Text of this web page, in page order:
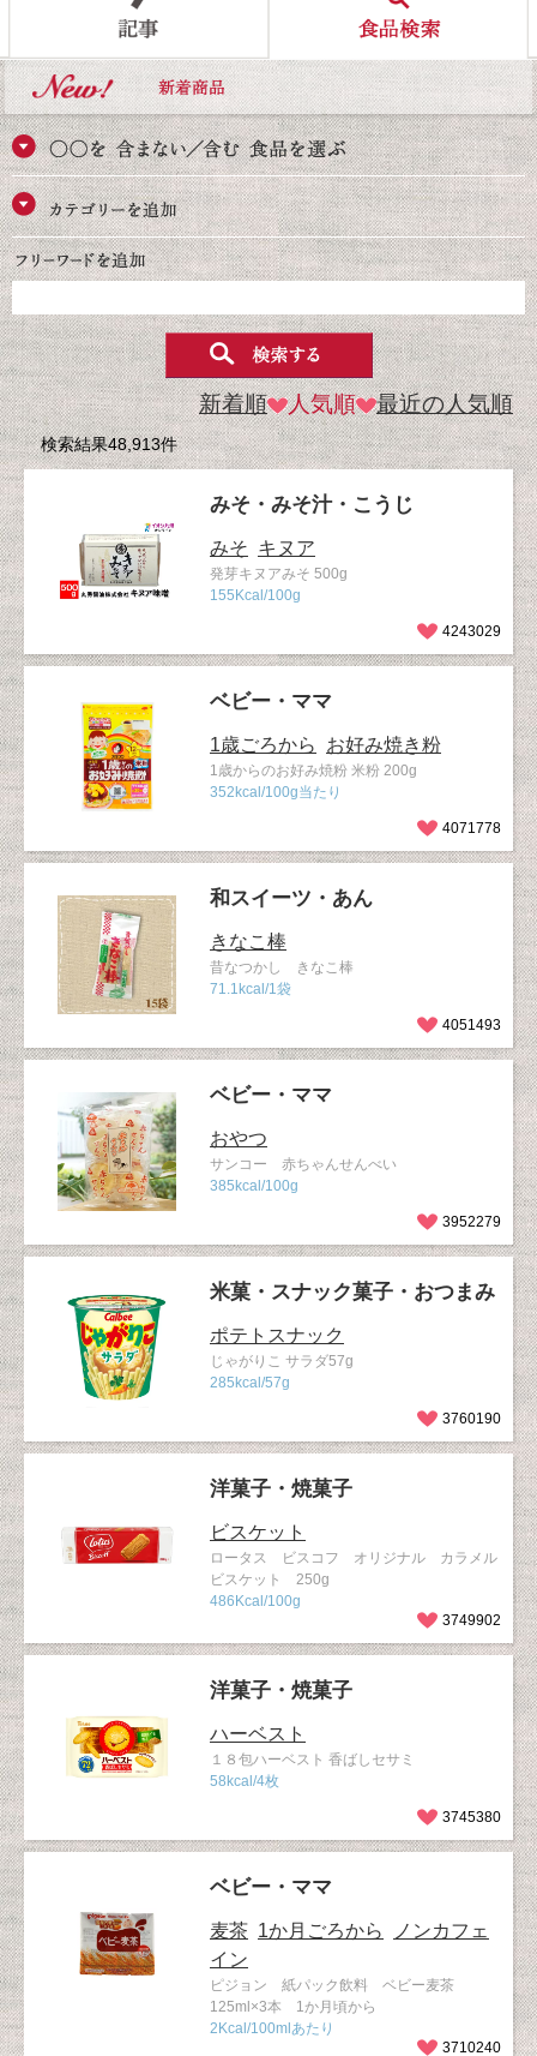
新着順 人気順 最近の人気順
検索結果48,913件
みそ・みそ汁・こうじ
みそ キヌア
発芽キヌアみそ 500g
155Kcal/100g
4243029
ベビー・ママ
1歳ごろから お好み焼き粉
1歳からのお好み焼粉 米粉 200g
352kcal/100g当たり
4071778
和スイーツ・あん
きなこ棒
昔なつかし きなこ棒
71.1kcal/1袋
4051493
ベビー・ママ
おやつ
サンコー 赤ちゃんせんべい
385kcal/100g
3952279
米菓・スナック菓子・おつまみ
ポテトスナック
じゃがりこ サラダ57g
285kcal/57g
3760190
洋菓子・焼菓子
ビスケット
ロータス ビスコフ オリジナル カラメル
ビスケット 250g
486Kcal/100g
3749902
洋菓子・焼菓子
ハーベスト
１８包ハーベスト 香ばしセサミ
58kcal/4枚
3745380
ベビー・ママ
麦茶 1か月ごろから
ノンカフェ
イン
ピジョン 紙パック飲料 ベビー麦茶
125ml×3本 1か月頃から
2Kcal/100mlあたり
3710240